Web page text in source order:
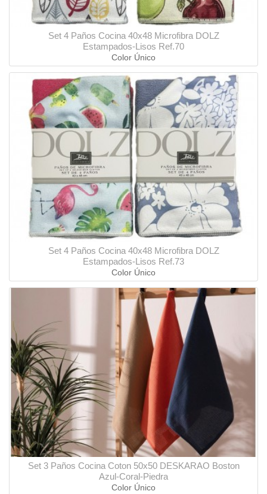
Set 4 Paños Cocina 40x48 Microfibra DOLZ
Estampados-Lisos Ref.70
Color Único
Set 4 Paños Cocina 40x48 Microfibra DOLZ
Estampados-Lisos Ref.73
Color Único
Set 3 Paños Cocina Coton 50x50 DESKARAO Boston
Azul-Coral-Piedra
Color Único